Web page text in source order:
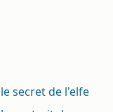
secret de l'elfe